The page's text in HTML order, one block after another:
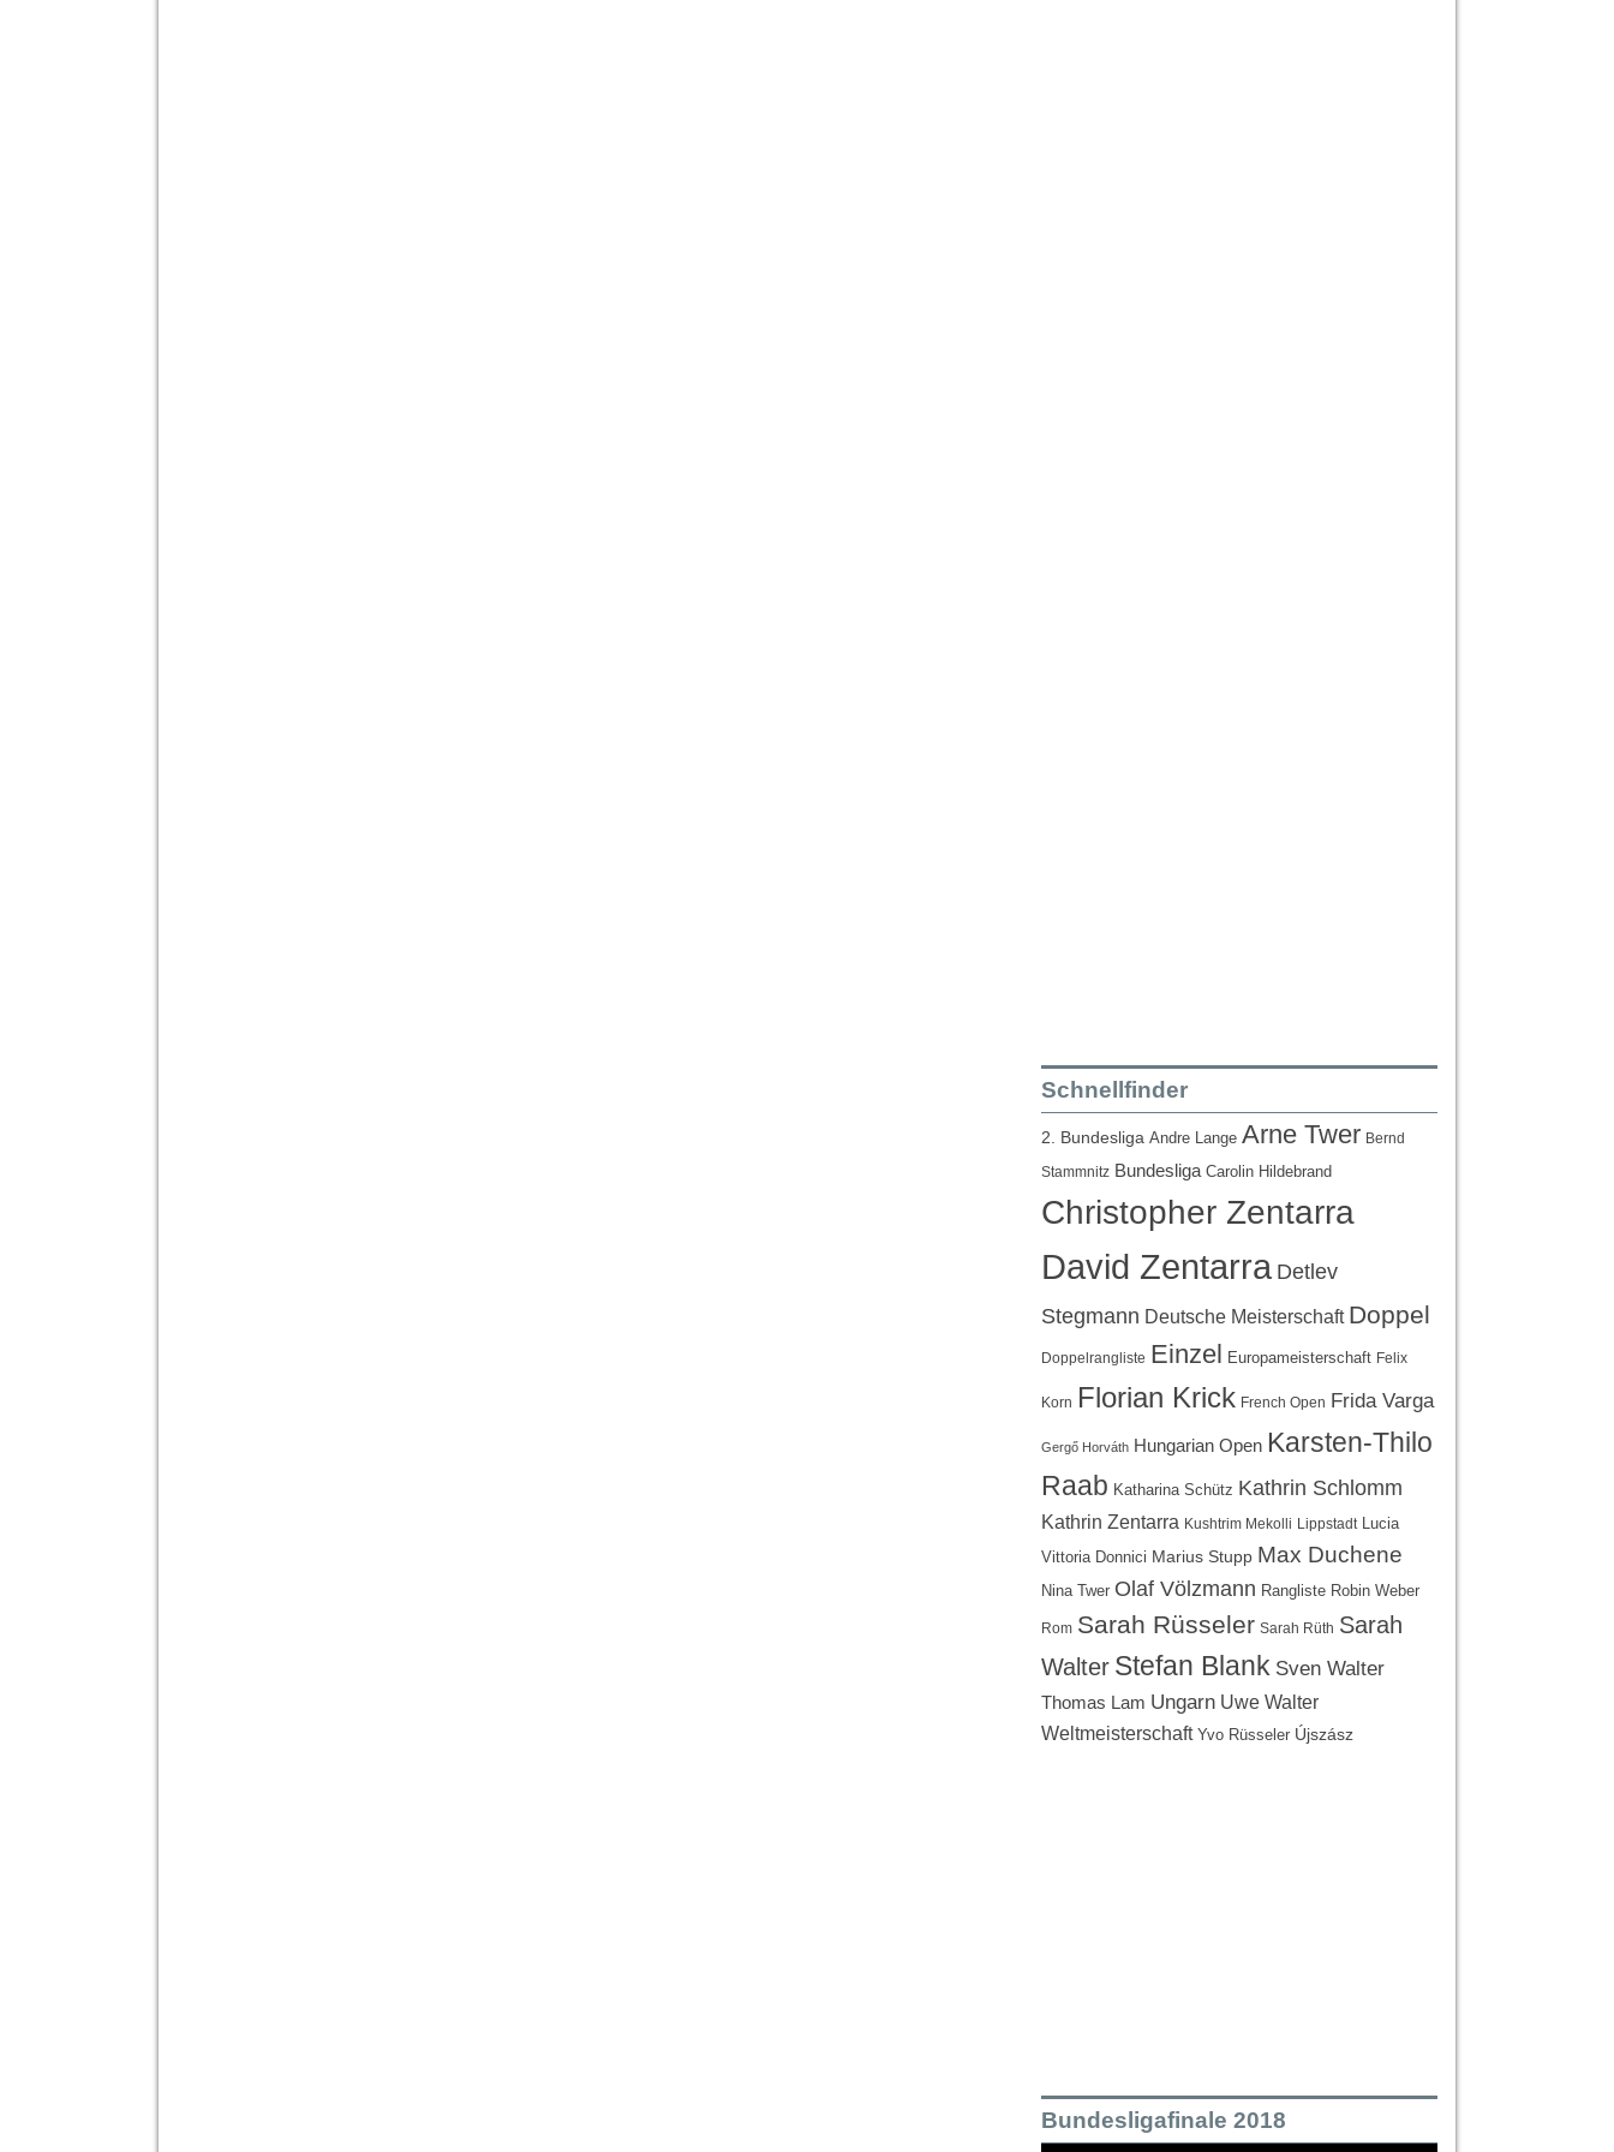
Schnellfinder
2. Bundesliga Andre Lange Arne Twer Bernd
Stammnitz Bundesliga Carolin Hildebrand
Christopher Zentarra
David Zentarra Detlev
Stegmann Deutsche Meisterschaft Doppel
Doppelrangliste Einzel Europameisterschaft Felix
Korn Florian Krick French Open Frida Varga
Gergő Horváth Hungarian Open Karsten-Thilo
Raab Katharina Schütz Kathrin Schlomm
Kathrin Zentarra Kushtrim Mekolli Lippstadt
Lucia
Vittoria Donnici Marius Stupp Max Duchene
Nina Twer Olaf Völzmann Rangliste Robin Weber
Rom Sarah Rüsseler Sarah Rüth Sarah
Walter Stefan Blank Sven Walter
Thomas Lam Ungarn Uwe Walter
Weltmeisterschaft Yvo Rüsseler Újszász
Bundesligafinale 2018